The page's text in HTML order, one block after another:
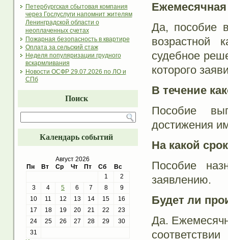
Петербургская сбытовая компания
через Гослуслуги напомнит жителям
Ленинградской области о
неоплаченных счетах
Пожарная безопасность в квартире
Оплата за сельский стаж
Неделя популяризации грудного
вскармливания
Новости ОСФР 29.07.2026 по ЛО и
СПб
Поиск
Календарь событий
Август 2026
Пн
Вт Ср Чт Пт Сб
Вс
1
2
3
4 5 6 7 8
9
10
11 12 13 14 15
16
17
18 19 20 21 22
23
24
25 26 27 28 29
30
31
Да, пособие
возрастной
судебное
которого
В течение
Пособие
достижения
На какой
Пособие
заявлению.
Будет ли
Да.